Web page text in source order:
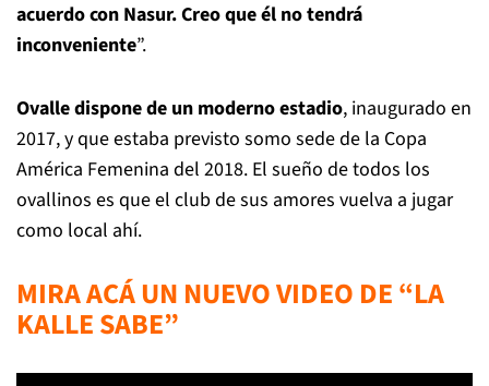
acuerdo con Nasur. Creo que él no tendrá
inconveniente”.
Ovalle dispone de un moderno estadio, inaugurado en
2017, y que estaba previsto somo sede de la Copa
América Femenina del 2018. El sueño de todos los
ovallinos es que el club de sus amores vuelva a jugar
como local ahí.
MIRA ACÁ UN NUEVO VIDEO DE “LA
KALLE SABE”